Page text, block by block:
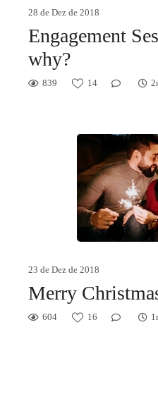
28 de Dez de 2018
Engagement
why?
839 14
23 de Dez de 2018
Merry
604 16